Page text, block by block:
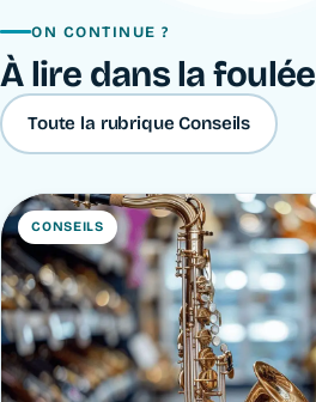
ON CONTINUE ?
À lire dans la foulée
Toute la rubrique Conseils
CONSEILS